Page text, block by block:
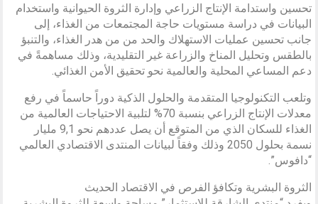
تحسين واستدامة الإنتاج الزراعي وإدارة الثروة الحيوانية واستخدام
البيانات في دراسة مستويات حاجة المجتمعات من الغذاء، إلى
جانب تحسين عمليات الاستهلاك والحد من من هدر الغذاء، والتنبؤ
بالطقس وتحليل المناخ والزراعة غير التقليدية، وذلك مساهمةً في
دعم المساعي المحلية والعالمية نحو تحقيق الأمن الغذائي.
وتلعب التكنولوجيا المتقدمة والحلول الذكية دوراً حاسماً في رفع
معدلات الإنتاج الزراعي بنسبة 70% لتلبية الاحتياجات العالمية من
الغذاء للسكان الذي من المتوقع أن يصل عددهم نحو 9,1 مليار
نسمة بحلول 2050 وذلك وفقاً لبيانات المنتدى الاقتصادي العالمي
“دافوس”.
الثروة البشرية وتكافؤ الفرص في الاقتصاد الحديث